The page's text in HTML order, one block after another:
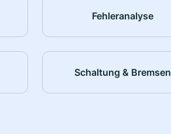
Fehleranalyse
Schaltung & Bremsen